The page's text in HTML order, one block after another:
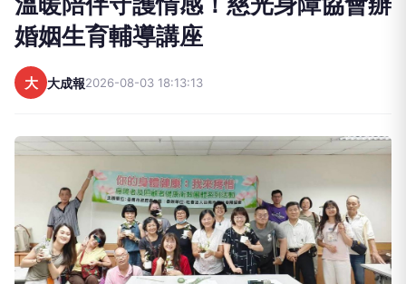
及高齡者就業促進工作，擴展服務觸角，讓更多熟齡
人才在地就業。符合116年度「5050就業網絡合作計
畫」申請資格的單位，可向雲嘉南分署轄下各就業中
心出申請，或洽詢雲嘉南分署06-6985945分機
1199；有關計畫詳情及申請文件，請至「45+就業資